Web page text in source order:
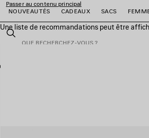
Passer au contenu principal
NOUVEAUTÉS
CADEAUX SACS
Une liste de recommandations peut être
Rechercher
fermer la bannière